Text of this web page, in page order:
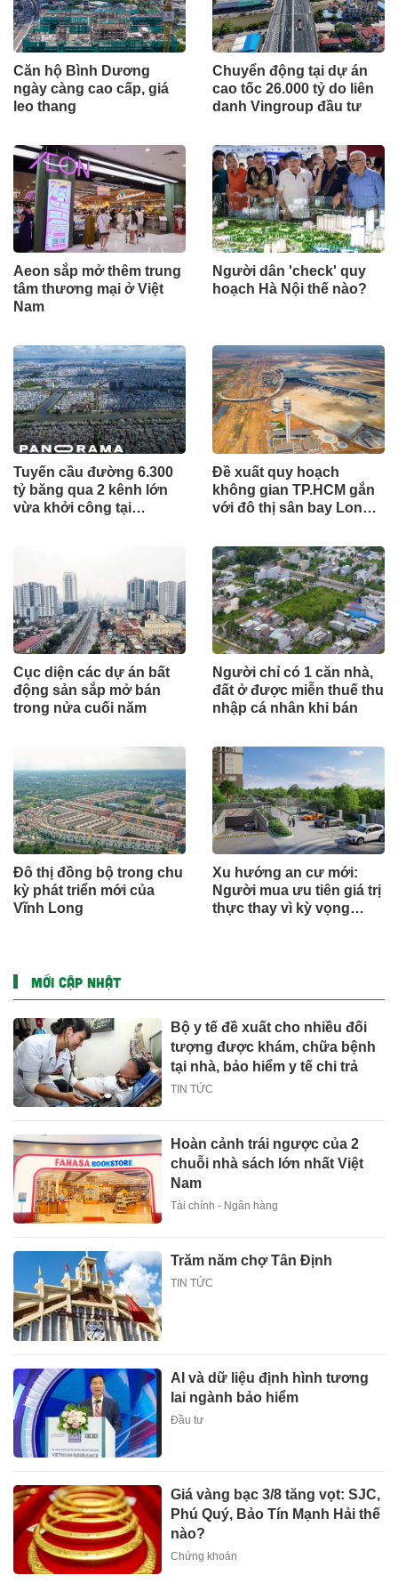
Căn hộ Bình Dương
ngày càng cao cấp, giá
leo thang
Chuyển động tại dự án
cao tốc 26.000 tỷ do liên
danh Vingroup đầu tư
Aeon sắp mở thêm trung
tâm thương mại ở Việt
Nam
Người dân 'check' quy
hoạch Hà Nội thế nào?
Tuyến cầu đường 6.300
tỷ băng qua 2 kênh lớn
vừa khởi công tại
Đề xuất quy hoạch
không gian TP.HCM gắn
với đô thị sân bay Long
Cục diện các dự án bất
động sản sắp mở bán
trong nửa cuối năm
Người chỉ có 1 căn nhà,
đất ở được miễn thuế thu
nhập cá nhân khi bán
Đô thị đồng bộ trong chu
kỳ phát triển mới của
Vĩnh Long
Xu hướng an cư mới:
Người mua ưu tiên giá trị
thực thay vì kỳ vọng
MỚI CẬP NHẬT
Bộ y tế đề xuất cho nhiều đối
tượng được khám, chữa bệnh
tại nhà, bảo hiểm y tế chi trả
TIN TỨC
Hoàn cảnh trái ngược của 2
chuỗi nhà sách lớn nhất Việt
Nam
Tài chính - Ngân hàng
Trăm năm chợ Tân Định
TIN TỨC
AI và dữ liệu định hình tương
lai ngành bảo hiểm
Đầu tư
Giá vàng bạc 3/8 tăng vọt: SJC,
Phú Quý, Bảo Tín Mạnh Hải thế
nào?
Chứng khoán